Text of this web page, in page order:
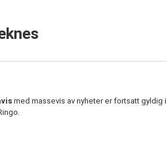
med massevis av nyheter er fortsatt gyldig i